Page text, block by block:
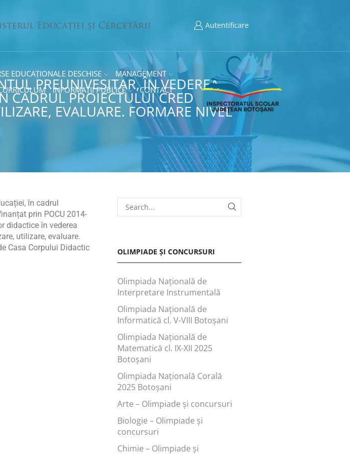
Autentificare
EDUCAȚIONALE DESCHISE
MANAGEMENT
INFORMAȚII PUBLICE CONTACT
PREUNIVESITAR, ÎN VEDEREA
CADRUL PROIECTULUI CRED
EVALUARE. FORMARE NIVEL
în cadrul
prin POCU 2014-
didactice în vederea
utilizare, evaluare.
Casa Corpului Didactic
OLIMPIADE ȘI CONCURSURI
Olimpiada Națională de
Interpretare Instrumentală
Olimpiada Națională de
Informatică cl. V-VIII Botoșani
Olimpiada Națională de
Matematică cl. IX-XII 2025
Botoșani
Olimpiada Națională Corală
2025 Botoșani
Arte – Olimpiade și concursuri
Biologie – Olimpiade și
concursuri
Chimie – Olimpiade și